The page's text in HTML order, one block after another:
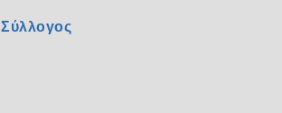
Σύλλογος